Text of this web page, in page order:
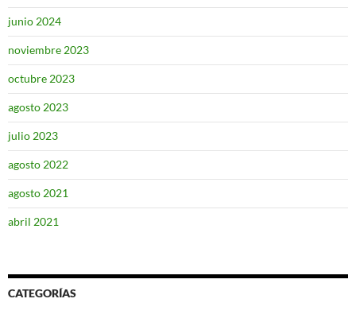
junio 2024
noviembre 2023
octubre 2023
agosto 2023
julio 2023
agosto 2022
agosto 2021
abril 2021
CATEGORÍAS